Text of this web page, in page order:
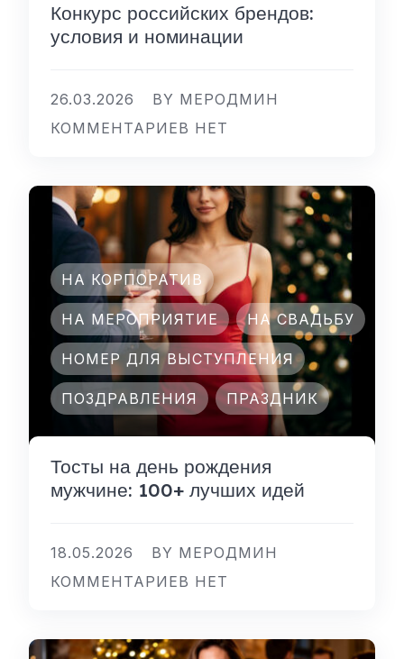
Конкурс российских брендов:
условия и номинации
26.03.2026
BY МЕРОДМИН
КОММЕНТАРИЕВ НЕТ
НА КОРПОРАТИВ
НА МЕРОПРИЯТИЕ НА СВАДЬБУ
НОМЕР ДЛЯ ВЫСТУПЛЕНИЯ
ПОЗДРАВЛЕНИЯ ПРАЗДНИК
Тосты на день рождения
мужчине: 100+ лучших идей
18.05.2026
BY МЕРОДМИН
КОММЕНТАРИЕВ НЕТ